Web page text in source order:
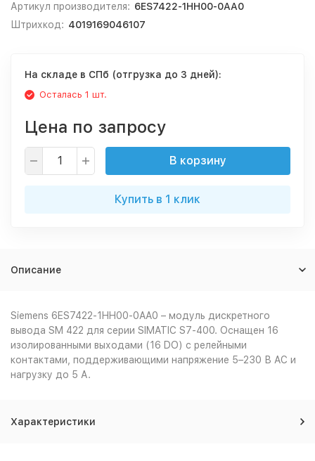
Артикул производителя: 6ES7422-1HH00-0AA0
Штрихкод: 4019169046107
На складе в СПб (отгрузка до 3 дней):
Осталась 1 шт.
Цена по запросу
В корзину
Купить в 1 клик
Описание
Siemens 6ES7422-1HH00-0AA0 – модуль дискретного
вывода SM 422 для серии SIMATIC S7-400. Оснащен 16
изолированными выходами (16 DO) с релейными
контактами, поддерживающими напряжение 5–230 В AC и
нагрузку до 5 А.
Характеристики